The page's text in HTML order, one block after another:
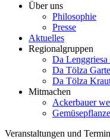
Über uns
Philosophie
Presse
Aktuelles
Regionalgruppen
Da
Da Tölza
Da Tölza
Mitmachen
Ackerbauer
Veranstaltungen und